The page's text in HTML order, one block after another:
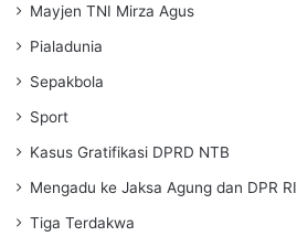
Mayjen TNI Mirza Agus
Pialadunia
Sepakbola
Sport
Kasus Gratifikasi DPRD NTB
Mengadu ke Jaksa Agung dan DPR RI
Tiga Terdakwa